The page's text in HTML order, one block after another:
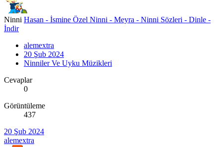
Ninni Hasan - İsmine Özel Ninni - Meyra - Ninni Sözleri - Dinle -
İndir
alemextra
20 Şub 2024
Ninniler Ve Uyku Müzikleri
Cevaplar
0
Görüntüleme
437
20 Şub 2024
alemextra